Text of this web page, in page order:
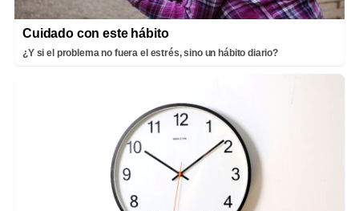
Cuidado con este hábito
¿Y si el problema no fuera el estrés, sino un hábito diario?